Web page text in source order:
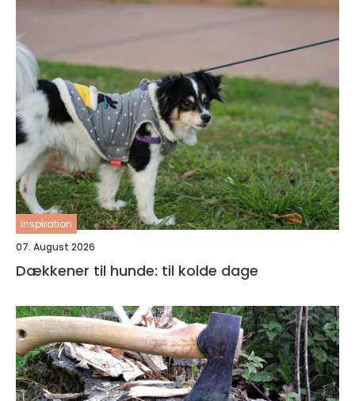
inspiration
07. August 2026
Dækkener til hunde: til kolde dage